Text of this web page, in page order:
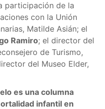
participación de la
con la Unión
Matilde Asián; el
Ramiro; el director del
de Turismo,
del Museo Elder,
es una columna
infantil en